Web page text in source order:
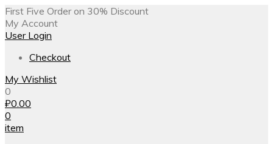
First Five Order on 30% Discount
My Account
User Login
Checkout
My Wishlist
0
₽0.00
0
item